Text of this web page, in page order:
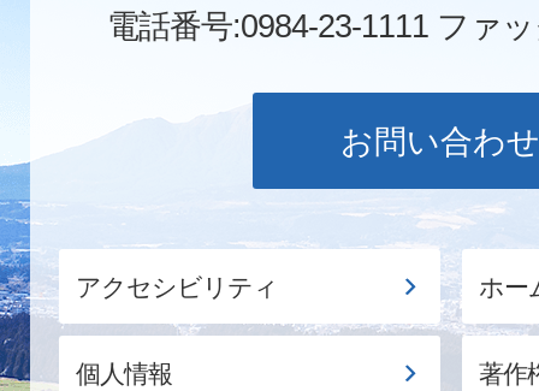
電話番号:0984-23-1111 ファ
お問い合わせ
アクセシビリティ ホー
個人情報 著作